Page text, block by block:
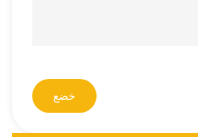
خضع